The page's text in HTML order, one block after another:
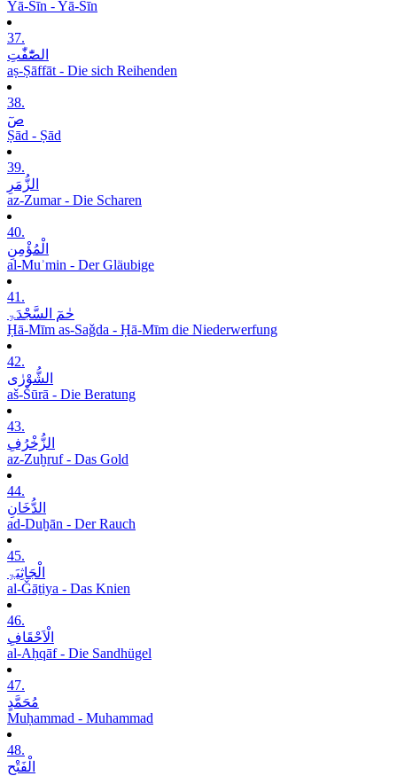
Yā-Sīn - Yā-Sīn
37.
الصّٰٓفّٰتِ
aṣ-Ṣāffāt - Die sich Reihenden
38.
صٓ
Ṣād - Ṣād
39.
الزُّمَرِ
az-Zumar - Die Scharen
40.
الْمُؤْمِنِ
al-Muʾmin - Der Gläubige
41.
حٰمٓ السَّجْدَۃِ
Ḥā-Mīm as-Saǧda - Ḥā-Mīm die Niederwerfung
42.
الشُّوْرٰی
aš-Šūrā - Die Beratung
43.
الزُّخْرُفِ
az-Zuḫruf - Das Gold
44.
الدُّخَانِ
ad-Duḫān - Der Rauch
45.
الْجَاثِیَۃِ
al-Ǧāṯiya - Das Knien
46.
الْاَحْقَافِ
al-Aḥqāf - Die Sandhügel
47.
مُحَمَّدٍ
Muḥammad - Muhammad
48.
الْفَتْحِ